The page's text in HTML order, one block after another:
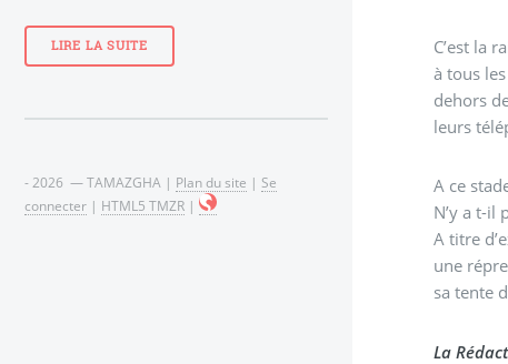
C’est la
à tous
dehors
leurs
A ce
N’y a t-il
A titre
une
sa tente
La
LIRE LA SUITE
- 2026 — TAMAZGHA | Plan du site | Se
connecter | HTML5 TMZR |